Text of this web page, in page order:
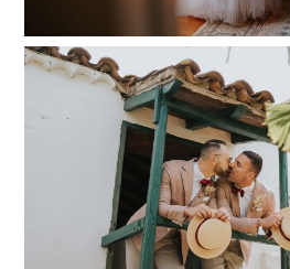
Erik y Emilio | Boda Finca
Read More...